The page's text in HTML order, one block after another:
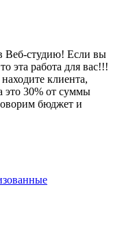
Веб-студию! Если вы
эта работа для вас!!!
клиента,
это 30% от суммы
бюджет и